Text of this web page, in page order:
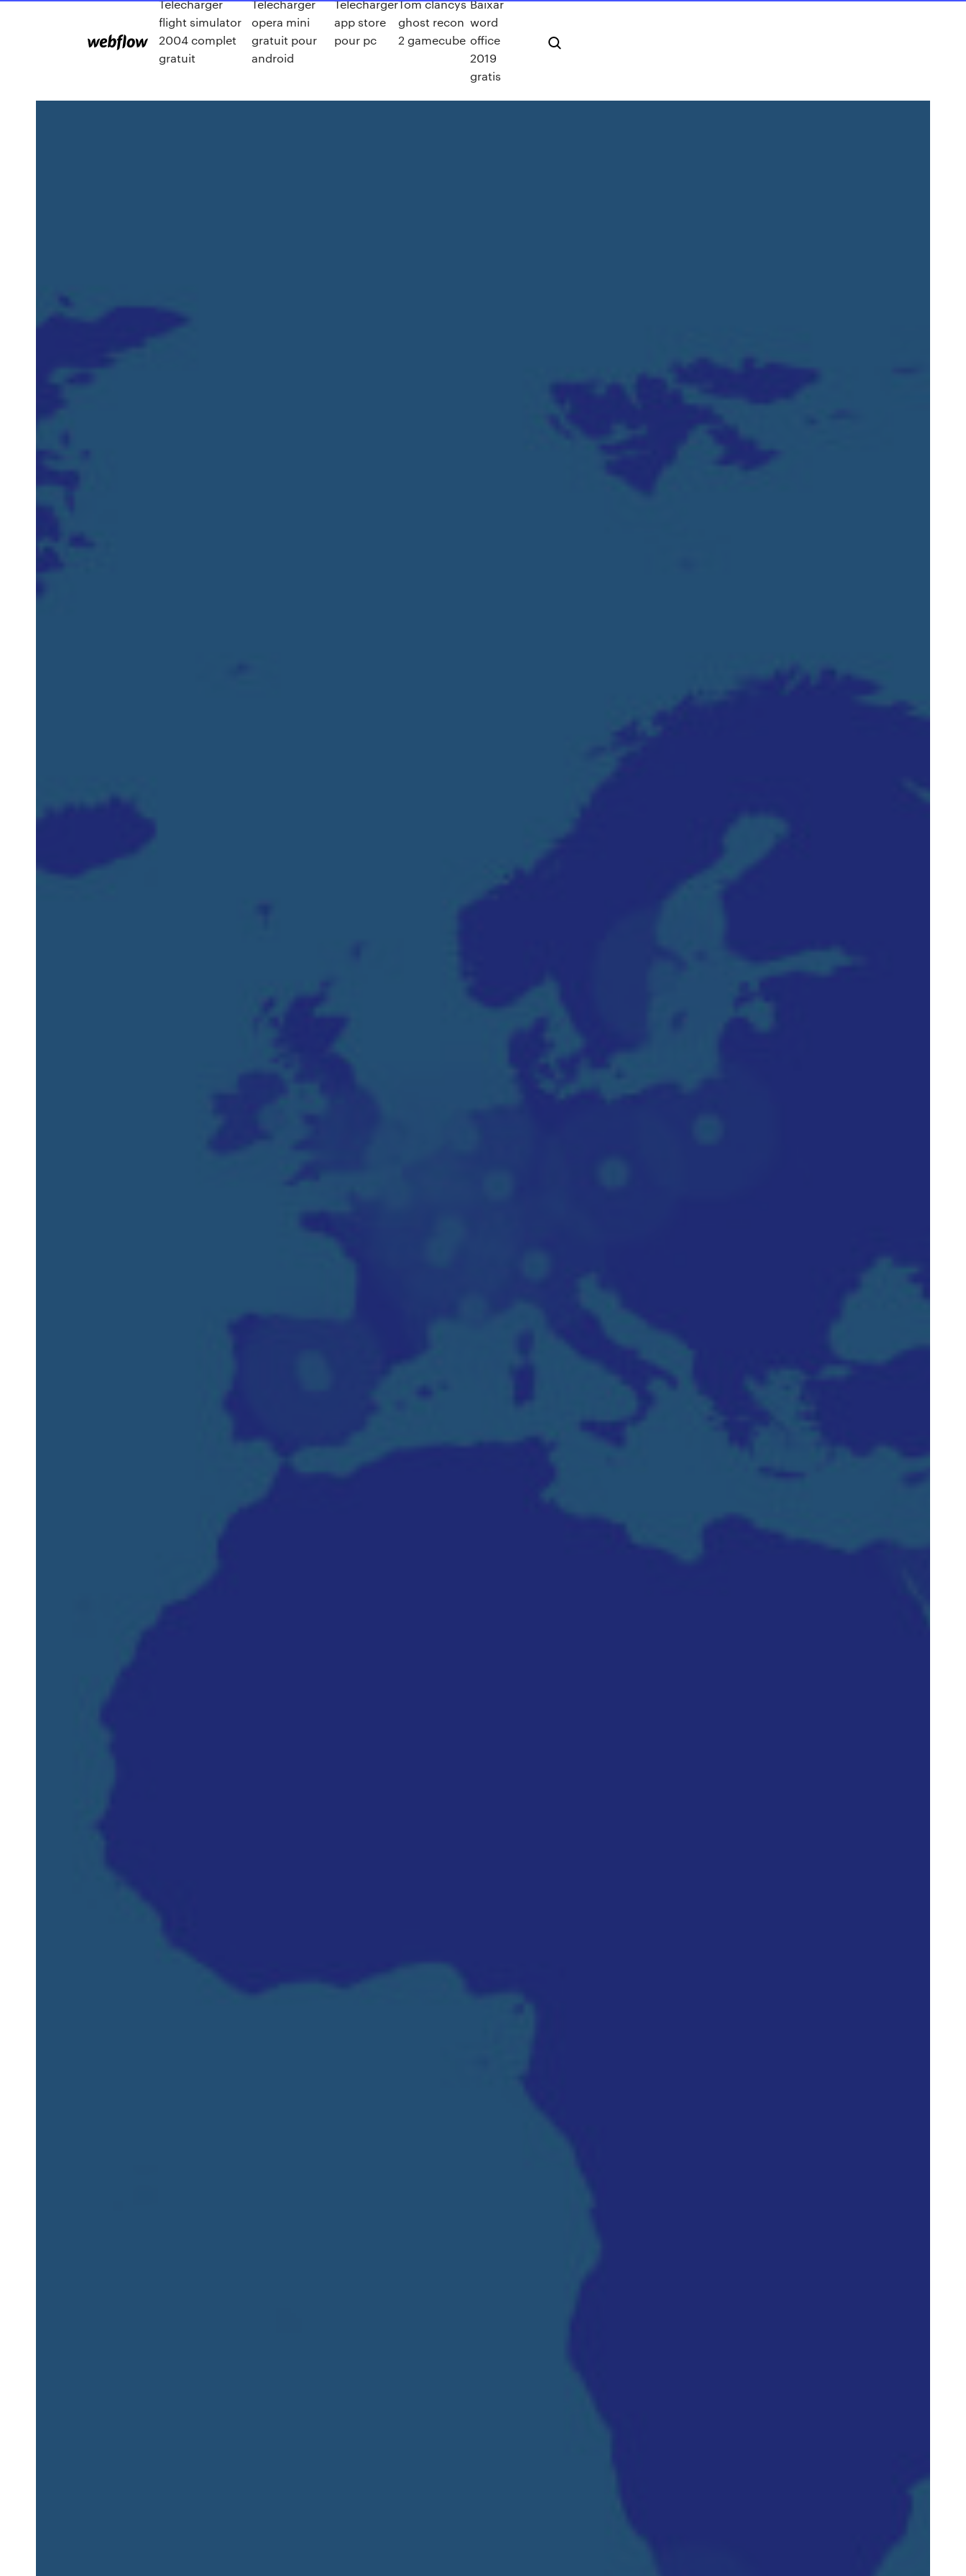
Telecharger
flight simulator
2004 complet
gratuit
Telecharger
opera mini
gratuit pour
android
Telecharger
app store
pour pc
Tom clancys
ghost recon
2 gamecube
Baixar
word
office
2019
gratis